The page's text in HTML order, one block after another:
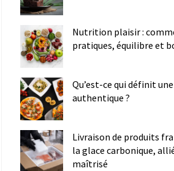
Nutrition plaisir :
pratiques, équilibre et
Qu’est-ce qui définit
authentique ?
Livraison de produits
la glace carbonique,
maîtrisé